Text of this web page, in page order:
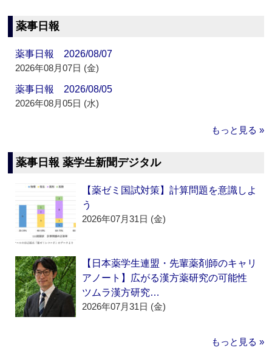
薬事日報
薬事日報 2026/08/07
2026年08月07日 (金)
薬事日報 2026/08/05
2026年08月05日 (水)
もっと見る »
薬事日報 薬学生新聞デジタル
【薬ゼミ国試対策】計算問題を意識しよ
う
2026年07月31日 (金)
【日本薬学生連盟・先輩薬剤師のキャリ
アノート】広がる漢方薬研究の可能性
ツムラ漢方研究…
2026年07月31日 (金)
もっと見る »